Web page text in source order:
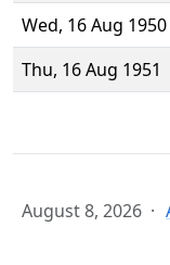
Wed, 16 Aug 1950
Thu, 16 Aug 1951
August 8, 2026